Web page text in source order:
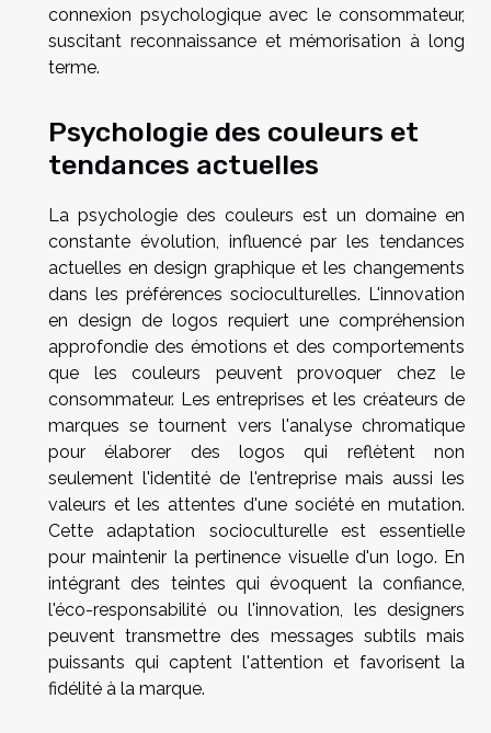
connexion psychologique avec le consommateur,
suscitant reconnaissance et mémorisation à long
terme.
Psychologie des couleurs et
tendances actuelles
La psychologie des couleurs est un domaine en
constante évolution, influencé par les tendances
actuelles en design graphique et les changements
dans les préférences socioculturelles. L'innovation
en design de logos requiert une compréhension
approfondie des émotions et des comportements
que les couleurs peuvent provoquer chez le
consommateur. Les entreprises et les créateurs de
marques se tournent vers l'analyse chromatique
pour élaborer des logos qui reflètent non
seulement l'identité de l'entreprise mais aussi les
valeurs et les attentes d'une société en mutation.
Cette adaptation socioculturelle est essentielle
pour maintenir la pertinence visuelle d'un logo. En
intégrant des teintes qui évoquent la confiance,
l'éco-responsabilité ou l'innovation, les designers
peuvent transmettre des messages subtils mais
puissants qui captent l'attention et favorisent la
fidélité à la marque.